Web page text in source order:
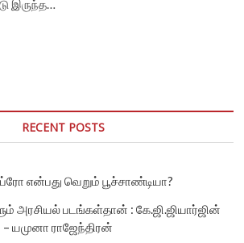
இருந்த…
RECENT POSTS
என்பது வெறும் பூச்சாண்டியா?
அரசியல் படங்கள்தான் : கே.ஜி.ஜியார்ஜின்
– யமுனா ராஜேந்திரன்